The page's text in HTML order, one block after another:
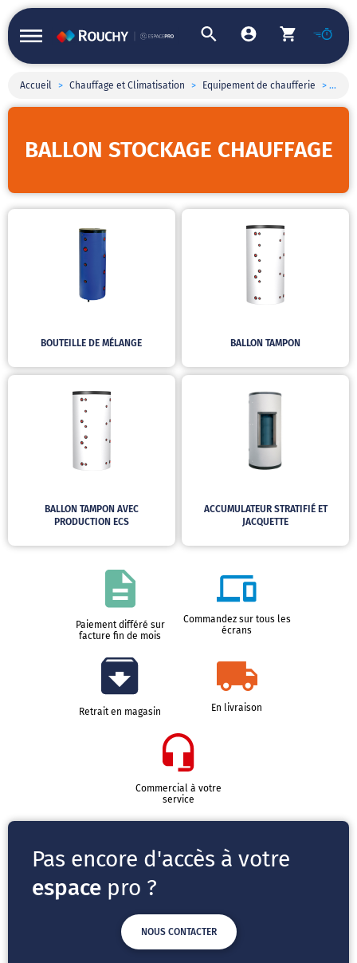
Accueil > Chauffage et Climatisation > Equipement de chaufferie >
BALLON STOCKAGE CHAUFFAGE
BOUTEILLE DE MÉLANGE BALLON TAMPON
BALLON TAMPON AVEC
PRODUCTION ECS
ACCUMULATEUR STRATIFIÉ ET
JACQUETTE
Paiement différé sur
facture fin de mois
Commandez sur tous les
écrans
Retrait en magasin En livraison
Commercial à votre
service
Pas encore d'accès à votre
espace pro ?
NOUS CONTACTER